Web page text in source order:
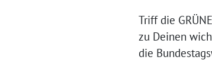
Triff die
zu Deinen
die